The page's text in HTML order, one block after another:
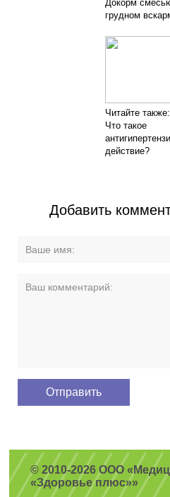
Докорм
грудном
Читайте также:
Что такое
действие?
Добавить
© 2010-2026 ООО
«Здоровье плюс»»